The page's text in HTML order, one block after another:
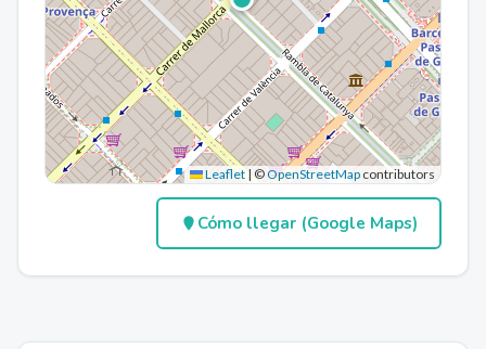
Leaflet | ©OpenStreetMap contributors
Cómo llegar (Google Maps)